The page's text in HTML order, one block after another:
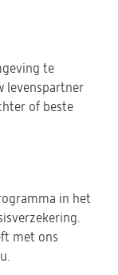
te
levenspartner
of beste
in het
met ons